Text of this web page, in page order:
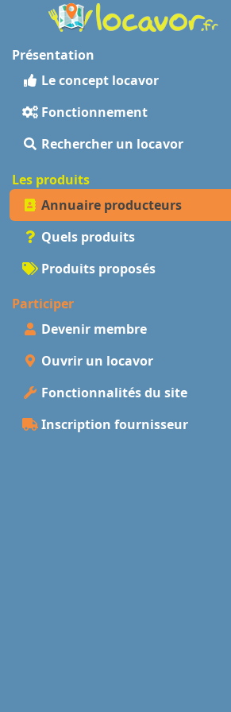
Présentation
Le concept locavor
Fonctionnement
Rechercher un locavor
Les produits
Annuaire producteurs
Quels produits
Produits proposés
Participer
Devenir membre
Ouvrir un locavor
Fonctionnalités du site
Inscription fournisseur